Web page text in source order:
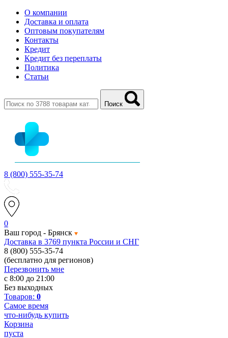
О компании
Доставка и оплата
Оптовым покупателям
Контакты
Кредит
Кредит без переплаты
Политика
Статьи
Поиск
8 (800) 555-35-74
0
Ваш город - Брянск
Доставка в 3769 пункта России и СНГ
8 (800) 555-35-74
(бесплатно для регионов)
Перезвонить мне
с 8:00 до 21:00
Без выходных
Товаров: 0
Самое время
что-нибудь купить
Корзина
пуста